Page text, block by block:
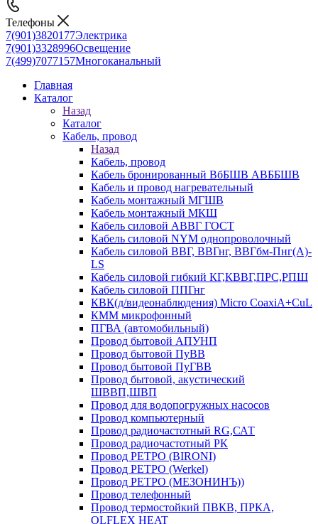
Телефоны
7(901)3820177Электрика
7(901)3328996Освещение
7(499)7077157Многоканальный
Главная
Каталог
Назад
Каталог
Кабель, провод
Назад
Кабель, провод
Кабель бронированный ВбБШВ АВББШВ
Кабель и провод нагревательный
Кабель монтажный МГШВ
Кабель монтажный МКШ
Кабель силовой АВВГ ГОСТ
Кабель силовой NYM однопроволочный
Кабель силовой ВВГ, ВВГнг, ВВГбм-Пнг(А)-
LS
Кабель силовой гибкий КГ,КВВГ,ПРС,РПШ
Кабель силовой ППГнг
КВК(д/видеонаблюдения) Micro CoaxiA+CuL
КММ микрофонный
ПГВА (автомобильный)
Провод бытовой АПУНП
Провод бытовой ПуВВ
Провод бытовой ПуГВВ
Провод бытовой, акустический
ШВВП,ШВП
Провод для водопогружных насосов
Провод компьютерный
Провод радиочастотный RG,САТ
Провод радиочастотный РК
Провод РЕТРО (BIRONI)
Провод РЕТРО (Werkel)
Провод РЕТРО (МЕЗОНИНЪ))
Провод телефонный
Провод термостойкий ПВКВ, ПРКА,
OLFLEX HEAT